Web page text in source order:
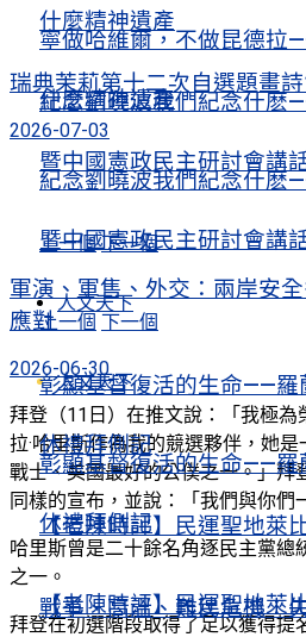
什麼精神遺產
紀念劉曉波我們紀念什麽
暨中國憲政民主研討會講
上一個 下一個
人文天下
彰顯基督復活的生命——羅
休禮拜側記
【老陳時評】民運聖地萊
戰爭、高溫、難民危機：
寧做哈維爾，不做昆德拉
什麼精神遺產
紀念劉曉波我們紀念什麽
暨中國憲政民主研討會講
上一個 下一個
人文天下
彰顯基督復活的生命——羅
休禮拜側記
【老陳時評】民運聖地萊
瑞典茉莉第十二次自選題畫
2026-07-03
軍演、軍售、外交：兩岸安
應對
2026-06-30
拜登（11日）在推文說：「我極
拉·哈里斯作為我的競選夥伴，她
戰士、美國最好的公僕之一。」拜
同樣的宣布，並說：「我們與你們
哈里斯曾是二十餘名角逐民主黨總
之一。
拜登在初選階段取得了足以獲得提